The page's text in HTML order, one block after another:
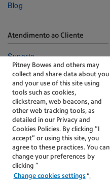
Pitney Bowes and others may
collect and share data about you
and your use of this site using
tools such as cookies,
clickstream, web beacons, and
other web tracking tools, as
detailed in our Privacy and
Cookies Policies. By clicking “I
accept” or using this site, you
agree to these practices. You can
change your preferences by
clicking “
Change cookies settings”.
Blog
Atendimento ao Cliente
Suporte
Portal de Gerenciamento
Fale conosco
A tecnologia por trás de
cada entrega importante.
Termo de Privacidade